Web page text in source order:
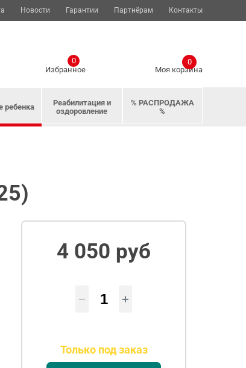
Новости Гарантии Партнёрам Контакты
Избранное
0
Моя корзина
0
ребенка
Реабилитация и
оздоровление
% РАСПРОДАЖА
%
4 050 руб
Только под заказ